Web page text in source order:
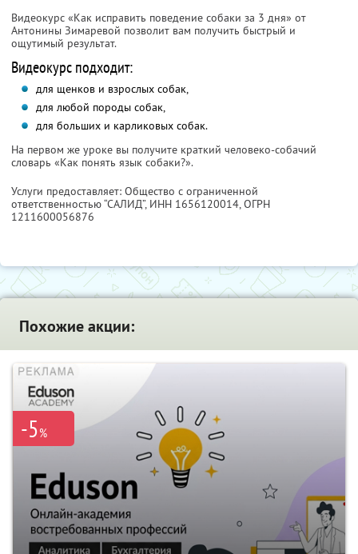
Видеокурс «Как исправить поведение собаки за 3 дня» от
Антонины Зимаревой позволит вам получить быстрый и
ощутимый результат.
Видеокурс подходит:
для щенков и взрослых собак,
для любой породы собак,
для больших и карликовых собак.
На первом же уроке вы получите краткий человеко-собачий
словарь «Как понять язык собаки?».
Услуги предоставляет: Общество с ограниченной
ответственностью “САЛИД”, ИНН 1656120014, ОГРН
1211600056876
Похожие акции:
-5%